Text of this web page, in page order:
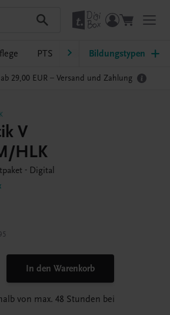
PTS Südtirol Ratgeber
Bildungstypen
ab 29,00 EUR – Versand und Zahlung
V
HLK
- Digital
In den Warenkorb
von max. 48 Stunden bei